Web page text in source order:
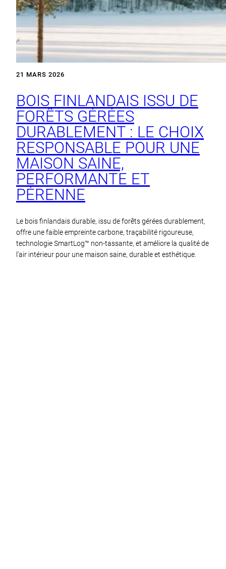
21 MARS 2026
BOIS FINLANDAIS ISSU DE
FORÊTS GÉRÉES
DURABLEMENT : LE CHOIX
RESPONSABLE POUR UNE
MAISON SAINE,
PERFORMANTE ET
PÉRENNE
Le bois finlandais durable, issu de forêts gérées durablement,
offre une faible empreinte carbone, traçabilité rigoureuse,
technologie SmartLog™ non-tassante, et améliore la qualité de
l’air intérieur pour une maison saine, durable et esthétique.